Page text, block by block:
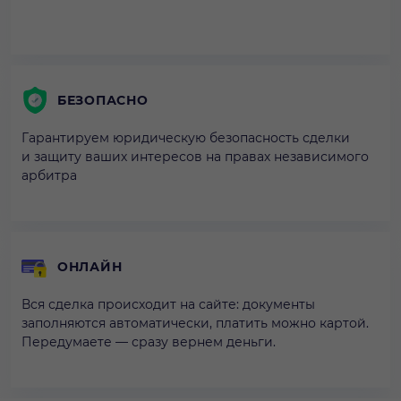
БЕЗОПАСНО
Гарантируем юридическую безопасность сделки
и защиту ваших интересов на правах независимого
арбитра
ОНЛАЙН
Вся сделка происходит на сайте: документы
заполняются автоматически, платить можно картой.
Передумаете — сразу вернем деньги.